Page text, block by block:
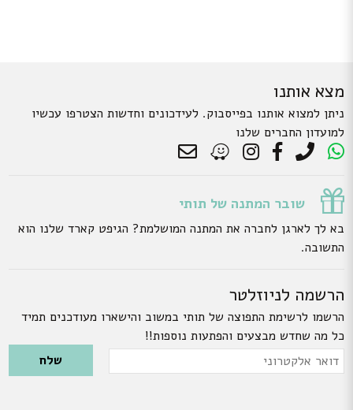
מצא אותנו
ניתן למצוא אותנו בפייסבוק. לעידכונים וחדשות הצטרפו עכשיו
למועדון החברים שלנו
שובר המתנה של תותי
בא לך לארגן לחברה את המתנה המושלמת? הגיפט קארד שלנו הוא
התשובה.
הרשמה לניוזלטר
הרשמו לרשימת התפוצה של תותי במשוב והישארו מעודכנים תמיד
כל מה שחדש מבצעים והפתעות נוספות!!
Please leave this field empty.
דואר